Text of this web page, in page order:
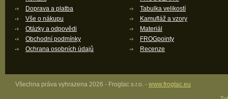
Doprava a platba
Vše o nákupu
Otázky a odpovědi
Obchodní podmínky
Ochrana osobních údajů
Tabulka velikostí
Kamufláž a vzory
Materiál
FROGpointy
Recenze
Všechna práva vyhrazena 2026 - Frogtac s.r.o. - www.frogtac.eu